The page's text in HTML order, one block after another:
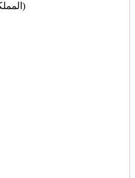
Saudi Arabia (المملكة العربية السعودية)